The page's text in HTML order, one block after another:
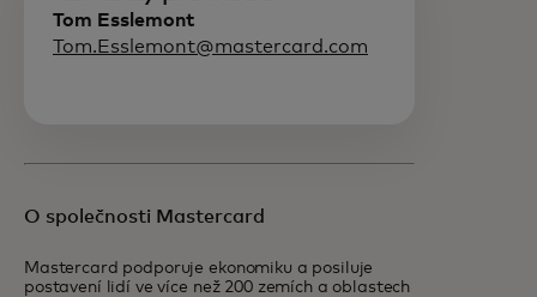
Tom Esslemont
Tom.Esslemont@mastercard.com
O společnosti Mastercard
Mastercard podporuje ekonomiku a posiluje
postavení lidí ve více než 200 zemích a oblastech